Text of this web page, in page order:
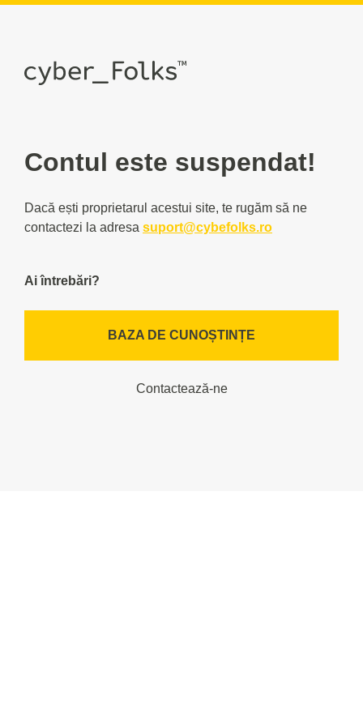
Contul este suspendat!
Dacă ești proprietarul acestui site, te rugăm să ne
contactezi la adresa suport@cybefolks.ro
Ai întrebări?
BAZA DE CUNOȘTINȚE
Contactează-ne